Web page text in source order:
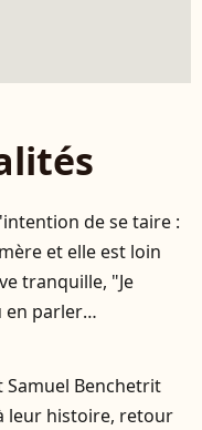
de se taire :
et elle est loin
tranquille, "Je
en parler
Samuel Benchetrit
leur histoire, retour